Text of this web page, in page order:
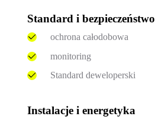
Standard i bezpieczeństwo
ochrona całodobowa
monitoring
Standard deweloperski
Instalacje i energetyka